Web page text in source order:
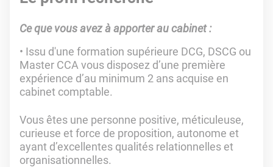
Ce que vous avez à apporter au cabinet :
Issu d'une formation supérieure DCG, DSCG ou
Master CCA vous disposez d’une première
expérience d’au minimum 2 ans acquise en
cabinet comptable.
Vous êtes une personne positive, méticuleuse,
curieuse et force de proposition, autonome et
ayant d’excellentes qualités relationnelles et
organisationnelles.